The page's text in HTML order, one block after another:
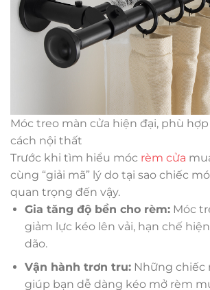
Móc treo màn cửa hiện đại, phù
cách nội thất
Trước khi tìm hiểu móc rèm cửa
cùng “giải mã” lý do tại sao chiếc
quan trọng đến vậy.
Gia tăng độ bền cho rèm:Móc
giảm lực kéo lên vải, hạn chế
dão.
Vận hành trơn tru:Những chiếc
giúp bạn dễ dàng kéo mở rèm